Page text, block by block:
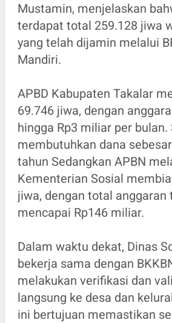
Mustamin, menjelaskan
terdapat total 259.128 jiwa
yang telah dijamin melalui
Mandiri.
APBD Kabupaten Takalar
69.746 jiwa, dengan
hingga Rp3 miliar per bulan.
membutuhkan dana
tahun Sedangkan APBN
Kementerian Sosial
jiwa, dengan total anggaran
mencapai Rp146 miliar.
Dalam waktu dekat, Dinas
bekerja sama dengan
melakukan verifikasi dan
langsung ke desa dan
ini bertujuan memastikan